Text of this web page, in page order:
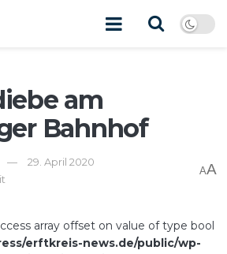
am
Bahnhof
29. April 2020
AA
array offset on value of type bool
erftkreis-news.de/public/wp-